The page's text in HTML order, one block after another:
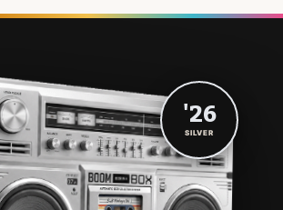
'26
SILVER